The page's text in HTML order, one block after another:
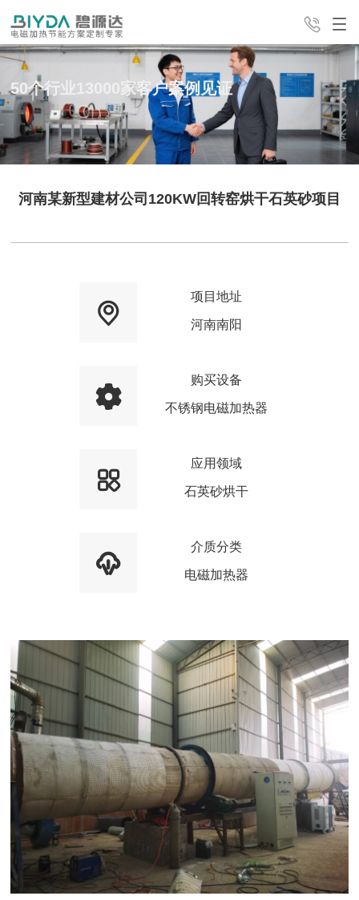
产品中心 解决方案 经典案例
服务支持 新闻中心 公司介绍 24H全国咨询热线
50个行业13000家客户案例见证
河南某新型建材公司120KW回转窑烘干石英砂项目
项目地址
河南南阳
购买设备
不锈钢电磁加热器
应用领域
石英砂烘干
介质分类
电磁加热器